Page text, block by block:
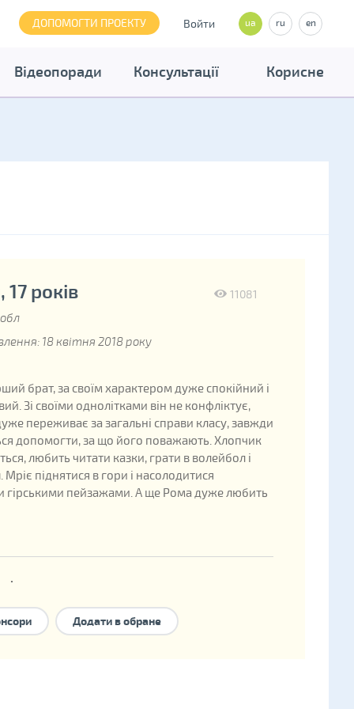
ДОПОМОГТИ ПРОЕКТУ Войти ua ru en
Відеопоради Консультації Корисне
11081
років
18 квітня 2018 року
брат, за своїм характером дуже спокійний і
Зі своїми однолітками він не конфліктує,
переживає за загальні справи класу, завжди
допомогти, за що його поважають. Хлопчик
любить читати казки, грати в волейбол і
Мріє піднятися в гори і насолодитися
гірськими пейзажами. А ще Рома дуже любить
2008
в державній базі: 303803
Додати в обране